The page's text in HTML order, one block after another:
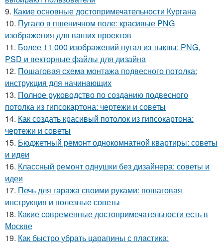
9. Какие основные достопримечательности Кургана
10. Пугало в пшеничном поле: красивые PNG
изображения для ваших проектов
11. Более 11 000 изображений пугал из тыквы: PNG,
PSD и векторные файлы для дизайна
12. Пошаговая схема монтажа подвесного потолка:
инструкция для начинающих
13. Полное руководство по созданию подвесного
потолка из гипсокартона: чертежи и советы
14. Как создать красивый потолок из гипсокартона:
чертежи и советы
15. Бюджетный ремонт однокомнатной квартиры: советы
и идеи
16. Классный ремонт однушки без дизайнера: советы и
идеи
17. Печь для гаража своими руками: пошаговая
инструкция и полезные советы
18. Какие современные достопримечательности есть в
Москве
19. Как быстро убрать царапины с пластика: